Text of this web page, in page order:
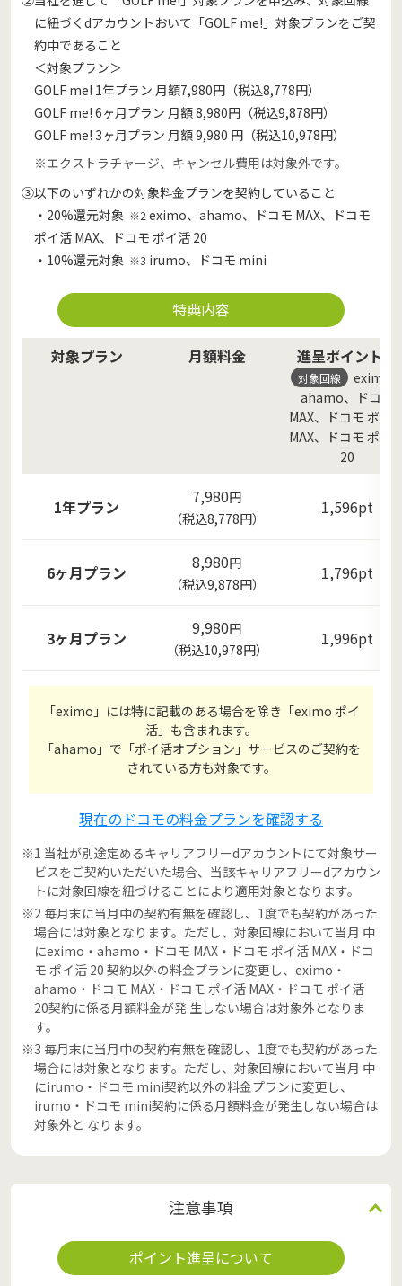
に紐づくdアカウントおいて「GOLF me!」対象プランをご契
約中であること
＜対象プラン＞
GOLF me! 1年プラン 月額7,980円（税込8,778円）
GOLF me! 6ヶ月プラン 月額 8,980円（税込9,878円）
GOLF me! 3ヶ月プラン 月額 9,980 円（税込10,978円）
※エクストラチャージ、キャンセル費用は対象外です。
③以下のいずれかの対象料金プランを契約していること
・20%還元対象 ※2 eximo、ahamo、ドコモ MAX、ドコモ
ポイ活 MAX、ドコモ ポイ活 20
・10%還元対象 ※3 irumo、ドコモ mini
特典内容
対象プラン 月額料金 進呈ポイント数
対象回線
eximo
ahamo、ドコモ
MAX、ドコモ ポイ
MAX、ドコモ ポイ
20
1年プラン 7,980円
（税込8,778円）
1,596pt
6ヶ月プラン 8,980円
（税込9,878円）
1,796pt
3ヶ月プラン 9,980円
（税込10,978円）
1,996pt
「eximo」には特に記載のある場合を除き「eximo ポイ
活」も含まれます。
「ahamo」で「ポイ活オプション」サービスのご契約を
されている方も対象です。
現在のドコモの料金プランを確認する
※1 当社が別途定めるキャリアフリーdアカウントにて対象サー
ビスをご契約いただいた場合、当該キャリアフリーdアカウン
トに対象回線を紐づけることにより適用対象となります。
※2 毎月末に当月中の契約有無を確認し、1度でも契約があった
場合には対象となります。ただし、対象回線において当月 中
にeximo・ahamo・ドコモ MAX・ドコモ ポイ活 MAX・ドコ
モ ポイ活 20 契約以外の料金プランに変更し、eximo・
ahamo・ドコモ MAX・ドコモ ポイ活 MAX・ドコモ ポイ活
20契約に係る月額料金が発 生しない場合は対象外となりま
す。
※3 毎月末に当月中の契約有無を確認し、1度でも契約があった
場合には対象となります。ただし、対象回線において当月 中
にirumo・ドコモ mini契約以外の料金プランに変更し、
irumo・ドコモ mini契約に係る月額料金が発生しない場合は
対象外と なります。
注意事項
ポイント進呈について